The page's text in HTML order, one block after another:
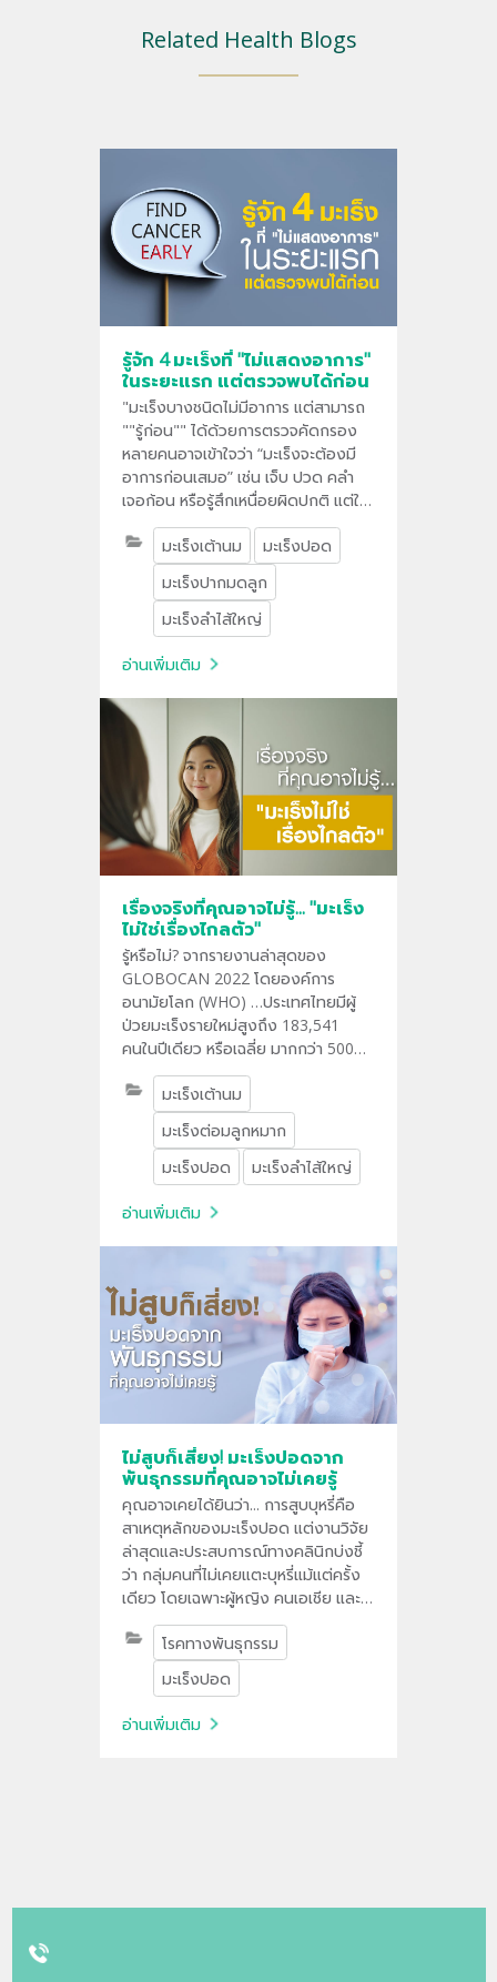
Related Health Blogs
รู้จัก 4 มะเร็งที่ "ไม่แสดงอาการ"
ในระยะแรก แต่ตรวจพบได้ก่อน
"มะเร็งบางชนิดไม่มีอาการ แต่สามารถ
""รู้ก่อน"" ได้ด้วยการตรวจคัดกรอง
หลายคนอาจเข้าใจว่า “มะเร็งจะต้องมี
อาการก่อนเสมอ” เช่น เจ็บ ปวด คลำ
เจอก้อน หรือรู้สึกเหนื่อยผิดปกติ แต่ใน
ความเป็นจริงแล้ว มะเร็งหลายชนิด
สามารถซ่อนตัวได้โดยไม่มีอาการใด ๆ
ในระยะเริ่มต้น และนั่นคือเหตุผลที่การ
ตรวจคัดกรองจึงสำคัญ "
มะเร็งเต้านม
มะเร็งปอด
มะเร็งปากมดลูก
มะเร็งลำไส้ใหญ่
อ่านเพิ่มเติม
เรื่องจริงที่คุณอาจไม่รู้... "มะเร็ง
ไม่ใช่เรื่องไกลตัว"
รู้หรือไม่? จากรายงานล่าสุดของ
GLOBOCAN 2022 โดยองค์การ
อนามัยโลก (WHO) …ประเทศไทยมีผู้
ป่วยมะเร็งรายใหม่สูงถึง 183,541
คนในปีเดียว หรือเฉลี่ย มากกว่า 500
คนต่อวัน... นี่คือสัญญาณเตือนว่า
“มะเร็ง” ไม่ได้เกิดกับแค่คนอื่นอีกต่อไป
มะเร็งเต้านม
มะเร็งต่อมลูกหมาก
มะเร็งปอด
มะเร็งลำไส้ใหญ่
อ่านเพิ่มเติม
ไม่สูบก็เสี่ยง! มะเร็งปอดจาก
พันธุกรรมที่คุณอาจไม่เคยรู้
คุณอาจเคยได้ยินว่า... การสูบบุหรี่คือ
สาเหตุหลักของมะเร็งปอด แต่งานวิจัย
ล่าสุดและประสบการณ์ทางคลินิกบ่งชี้
ว่า กลุ่มคนที่ไม่เคยแตะบุหรี่แม้แต่ครั้ง
เดียว โดยเฉพาะผู้หญิง คนเอเชีย และ
กลุ่มคนอายุน้อย กำลังเผชิญกับมะเร็ง
ปอดในสัดส่วนที่เพิ่มขึ้นอย่างมีนัย
สำคัญ อะไรคือเบื้องหลังที่ซ่อนอยู่? คำ
ตอบหนึ่งอยู่ที่ “พันธุกรรม”
โรคทางพันธุกรรม
มะเร็งปอด
อ่านเพิ่มเติม